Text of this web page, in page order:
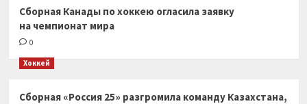
Сборная Канады по хоккею огласила заявку
на чемпионат мира
0
Хоккей
Сборная «Россия 25» разгромила команду Казахстана,